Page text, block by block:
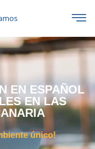
EN ESPAÑOL
EN LAS
único!